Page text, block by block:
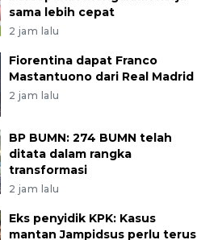
sama lebih cepat
2 jam lalu
Fiorentina dapat Franco
Mastantuono dari Real Madrid
2 jam lalu
BP BUMN: 274 BUMN telah
ditata dalam rangka
transformasi
2 jam lalu
Eks penyidik KPK: Kasus
mantan Jampidsus perlu terus